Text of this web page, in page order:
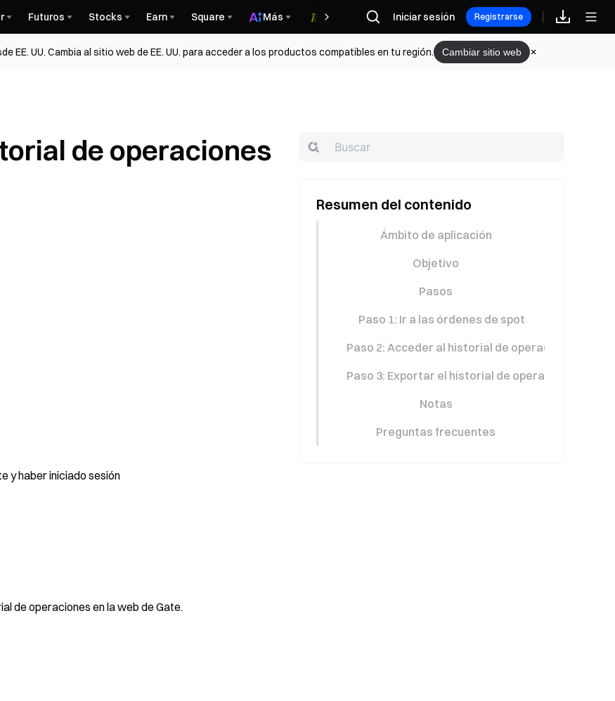
Futuros Stocks Earn Square Más Recompensas
Iniciar sesión Registrarse
EE. UU. Cambia al sitio web de EE. UU. para acceder a los productos compatibles en tu región. Cambiar sitio web
de operaciones
y haber iniciado sesión
de operaciones en la web de Gate.
Resumen del contenido
Ámbito de aplicación
Objetivo
Pasos
Paso 1: Ir a las órdenes de spot
Paso 2: Acceder al historial de operaciones
Paso 3: Exportar el historial de operaciones
Notas
Preguntas frecuentes